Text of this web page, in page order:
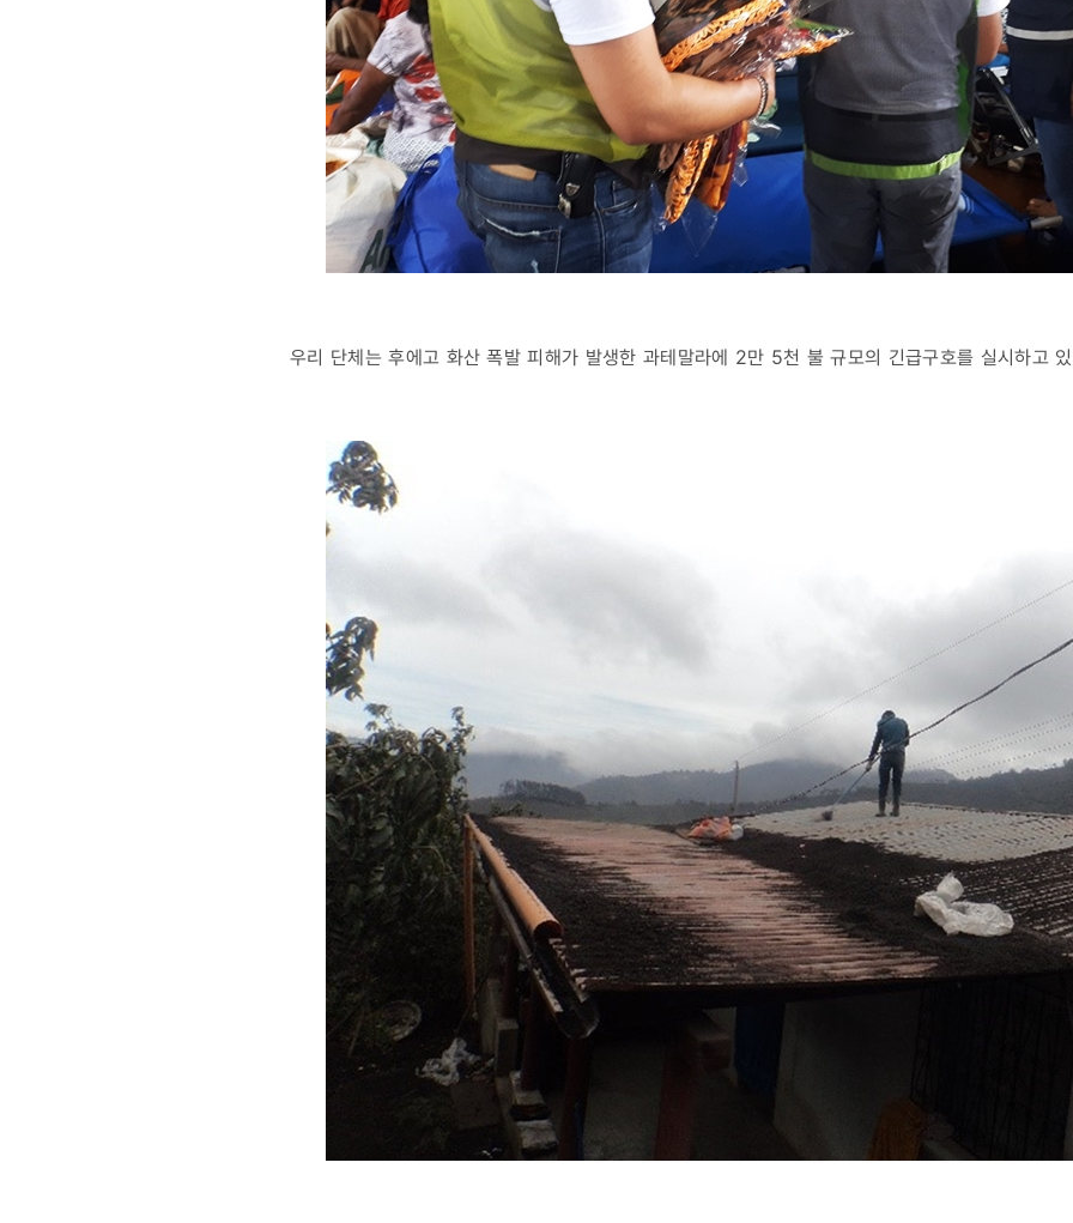
우리 단체는 후에고 화산 폭발 피해가 발생한 과테말라에 2만 5천 불 규모의 긴급구호를 실시하고